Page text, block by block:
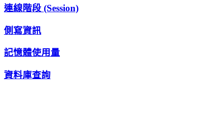
連線階段 (Session)
側寫資訊
記憶體使用量
資料庫查詢